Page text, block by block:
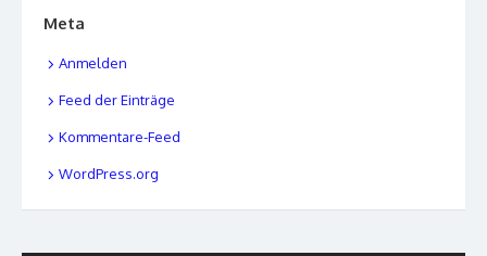
Meta
Anmelden
Feed der Einträge
Kommentare-Feed
WordPress.org